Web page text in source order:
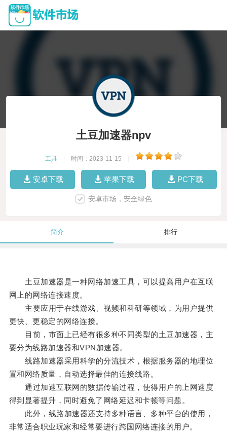
土豆加速器npv
工具 时间：2023-11-15
安卓下载 苹果下载 PC下载
安卓市场，安全绿色
简介 排行
土豆加速器是一种网络加速工具，可以提高用户在互联
网上的网络连接速度。
主要应用于在线游戏、视频和科研等领域，为用户提供
更快、更稳定的网络连接。
目前，市面上已经有很多种不同类型的土豆加速器，主
要分为线路加速器和VPN加速器。
线路加速器采用科学的分流技术，根据服务器的地理位
置和网络质量，自动选择最佳的连接线路。
通过加速互联网的数据传输过程，使得用户的上网速度
得到显著提升，同时避免了网络延迟和卡顿等问题。
此外，线路加速器还支持多种语言、多种平台的使用，
非常适合职业玩家和经常要进行跨国网络连接的用户。